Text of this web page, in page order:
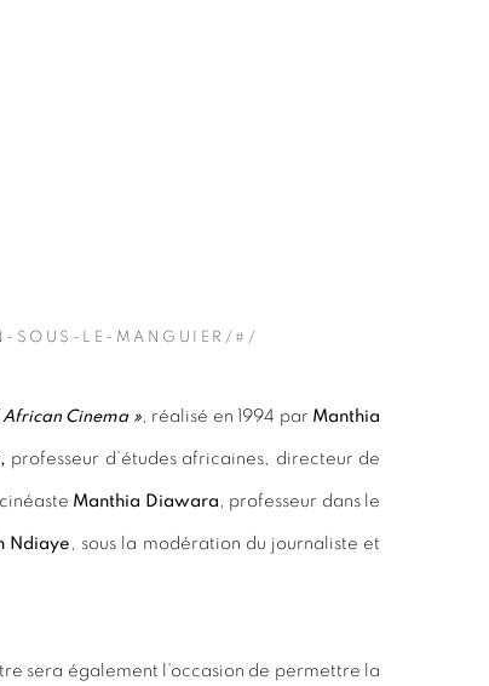
SOUS-LE-MANGUIER/#/
Cinema », réalisé en 1994 par Manthia
professeur d’études africaines, directeur de
Manthia Diawara , professeur dans le
Ndiaye , sous la modération du journaliste et
sera également l’occasion de permettre la